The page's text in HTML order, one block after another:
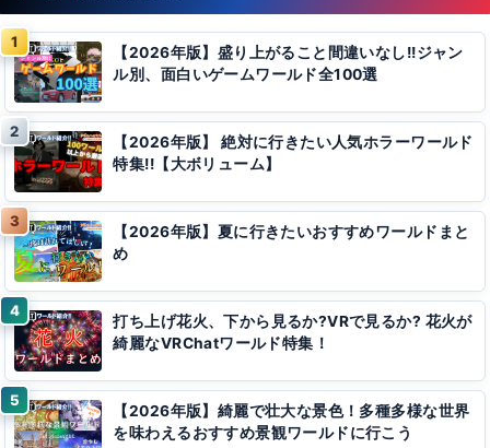
【2026年版】盛り上がること間違いなし!!ジャン
ル別、面白いゲームワールド全100選
【2026年版】 絶対に行きたい人気ホラーワールド
特集!!【大ボリューム】
【2026年版】夏に行きたいおすすめワールドまと
め
打ち上げ花火、下から見るか?VRで見るか? 花火が
綺麗なVRChatワールド特集！
【2026年版】綺麗で壮大な景色！多種多様な世界
を味わえるおすすめ景観ワールドに行こう